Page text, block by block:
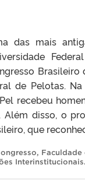
das mais
Brasileiro
de Pelotas.
recebeu
Além disso, o
que
, Faculdade
Interinstitucionais.